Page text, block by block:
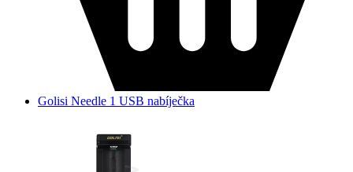
Golisi Needle 1 USB nabíječka